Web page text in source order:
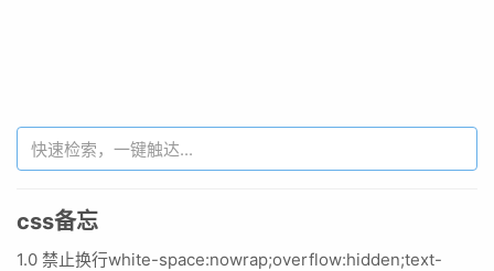
css备忘
1.0 禁止换行white-space:nowrap;overflow:hidden;text-